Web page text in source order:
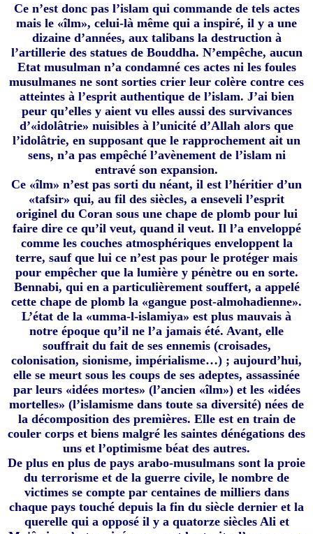
Ce n’est donc pas l’islam qui commande de tels actes
mais le «îlm», celui-là même qui a inspiré, il y a une
dizaine d’années, aux talibans la destruction à
l’artillerie des statues de Bouddha. N’empêche, aucun
Etat musulman n’a condamné ces actes ni les foules
musulmanes ne sont sorties crier leur colère contre ces
atteintes à l’esprit authentique de l’islam. J’ai bien
peur qu’elles y aient vu elles aussi des survivances
d’«idolâtrie» nuisibles à l’unicité d’Allah alors que
l’idolâtrie, en supposant que le rapprochement ait un
sens, n’a pas empêché l’avènement de l’islam ni
entravé son expansion.
Ce «îlm» n’est pas sorti du néant, il est l’héritier d’un
«tafsir» qui, au fil des siècles, a enseveli l’esprit
originel du Coran sous une chape de plomb pour lui
faire dire ce qu’il veut, quand il veut. Il l’a enveloppé
comme les couches atmosphériques enveloppent la
terre, sauf que lui ce n’est pas pour le protéger mais
pour empêcher que la lumière y pénètre ou en sorte.
Bennabi, qui en a particulièrement souffert, a appelé
cette chape de plomb la «gangue post-almohadienne».
L’état de la «umma-l-islamiya» est plus mauvais à
notre époque qu’il ne l’a jamais été. Avant, elle
souffrait du fait de ses ennemis (croisades,
colonisation, sionisme, impérialisme…) ; aujourd’hui,
elle se meurt sous les coups de ses adeptes, assassinée
par leurs «idées mortes» (l’ancien «îlm») et les «idées
mortelles» (l’islamisme dans toute sa diversité) nées de
la décomposition des premières. Elle est en train de
couler corps et biens malgré les saintes dénégations des
uns et l’optimisme béat des autres.
De plus en plus de pays arabo-musulmans sont la proie
du terrorisme et de la guerre civile, le nombre de
victimes se compte par centaines de milliers dans
chaque pays touché depuis la fin du siècle dernier et la
querelle qui a opposé il y a quatorze siècles Ali et